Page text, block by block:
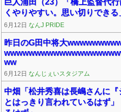
巨人浦田（23）「橋上監督代
くやりやすい。思い切りできる
6月12日 なんJ PRIDE
昨日のG田中将大
ww
6月12日 なんじぇいスタジアム
中畑「松井秀喜は長嶋さんに『
とはっきり言われているはず